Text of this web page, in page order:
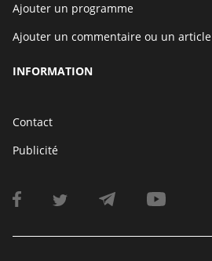
Ajouter un programme
Ajouter un commentaire ou un article
INFORMATION
Contact
Publicité